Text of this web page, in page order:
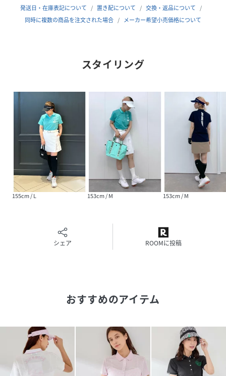
※実際の商品はお客様のお使いの端末や閲覧環境により、写
真と実物の色味や質感が多少異なって見える場合がございま
「ロペ倶楽部」を有するJUNがお届けするゴルフウェアブラ
性別タイプ レディース
原産国
ホワイト（10）：日本製｜ライトグリーン
（33）：日本製｜ネイビー（40）：日本製
素材
ホワイト（10）：（本体） 綿 65% ポリエステ
ル 35% （衿リブ部分） ポリエステル 97% ナイ
（衿リブ部分） ポリエステル 97% ナイロン 2%
ポリウレタン 1%｜ネイビー（40）：（本体）
綿 65% ポリエステル 35% （衿リブ部分） ポリ
ホワイト（10）：洗濯機（極弱）・漂白、タン
ブル乾燥、アイロン、ドライクリーニング禁止
白、タンブル乾燥、アイロン、ドライクリーニン
ネイビー（40）：洗濯機（極弱）・漂白、タン
ブル乾燥、アイロン、ドライクリーニング禁止
発送日・在庫表記について 置き配について
交換・返品について
同時に複数の商品を注文された場合
メーカー希望小売価格について
スタイリング
155cm / L 153cm / M 153cm / M
シェア ROOMに投稿
おすすめのアイテム